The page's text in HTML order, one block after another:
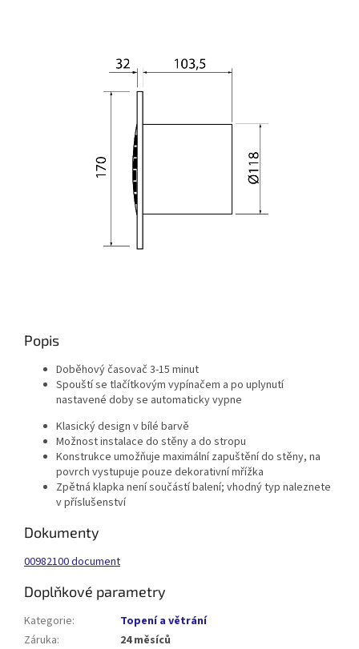
Popis
Doběhový časovač 3-15 minut
Spouští se tlačítkovým vypínačem a po uplynutí
nastavené doby se automaticky vypne
Klasický design v bílé barvě
Možnost instalace do stěny a do stropu
Konstrukce umožňuje maximální zapuštění do stěny, na
povrch vystupuje pouze dekorativní mřížka
Zpětná klapka není součástí balení; vhodný typ naleznete
v příslušenství
Dokumenty
00982100 document
Doplňkové parametry
Kategorie:
Topení a větrání
Záruka:
24 měsíců